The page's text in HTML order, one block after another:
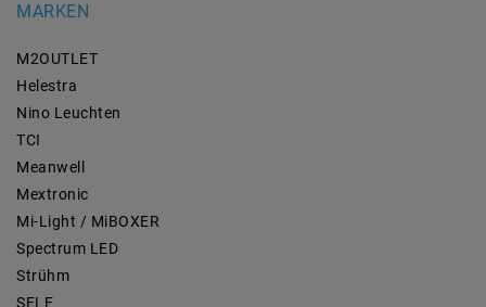
MARKEN
M2OUTLET
Helestra
Nino Leuchten
TCI
Meanwell
Mextronic
Mi-Light / MiBOXER
Spectrum LED
Strühm
SELF